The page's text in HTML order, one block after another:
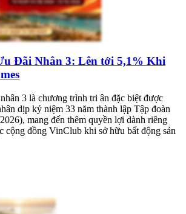
Đãi Nhân 3: Lên tới 5,1% Khi
3 là chương trình tri ân đặc biệt được
dịp kỷ niệm 33 năm thành lập Tập đoàn
mang đến thêm quyền lợi dành riêng
cộng đồng VinClub khi sở hữu bất động sản